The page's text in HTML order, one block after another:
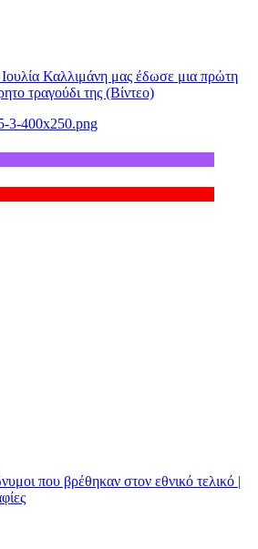
Καλλιμάνη μας έδωσε μια πρώτη
τραγούδι της (Βίντεο)
που βρέθηκαν στον εθνικό τελικό |